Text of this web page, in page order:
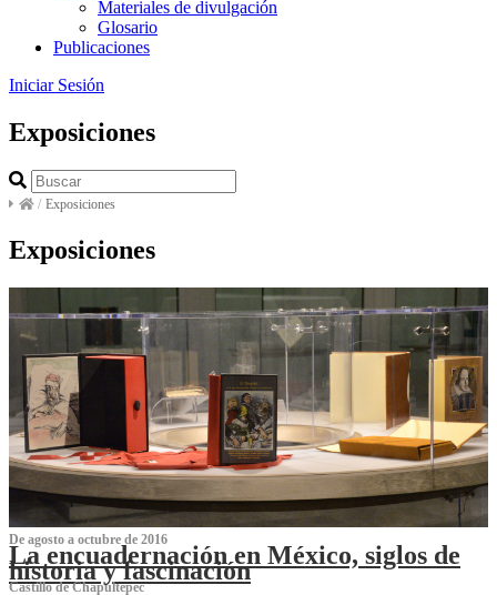
Materiales de divulgación
Glosario
Publicaciones
Iniciar Sesión
Exposiciones
/ Exposiciones
Exposiciones
De agosto a octubre de 2016
La encuadernación en México, siglos de
historia y fascinación
Castillo de Chapultepec